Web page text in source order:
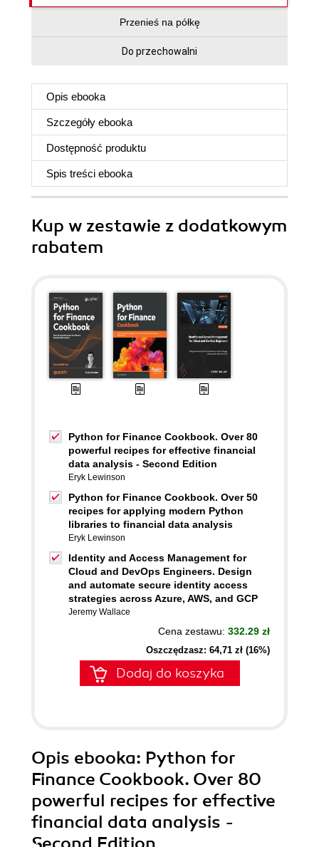
Przenieś na półkę
Do przechowalni
Opis ebooka
Szczegóły ebooka
Dostępność produktu
Spis treści ebooka
Kup w zestawie z dodatkowym
rabatem
Python for Finance Cookbook. Over 80
powerful recipes for effective financial
data analysis - Second Edition
Eryk Lewinson
Python for Finance Cookbook. Over 50
recipes for applying modern Python
libraries to financial data analysis
Eryk Lewinson
Identity and Access Management for
Cloud and DevOps Engineers. Design
and automate secure identity access
strategies across Azure, AWS, and GCP
Jeremy Wallace
Cena zestawu: 332.29 zł
Oszczędzasz: 64,71 zł (16%)
Dodaj do koszyka
Opis ebooka: Python for
Finance Cookbook. Over 80
powerful recipes for effective
financial data analysis -